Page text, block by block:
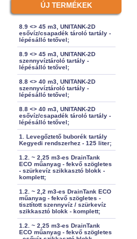
ÚJ TERMÉKEK
8.9 <> 45 m3, UNITANK-2D
esővíz/csapadék tároló tartály -
lépésálló tetővel;
8.9 <> 45 m3, UNITANK-2D
szennyvíztároló tartály -
lépésálló tetővel;
8.8 <> 40 m3, UNITANK-2D
szennyvíztároló tartály -
lépésálló tetővel;
8.8 <> 40 m3, UNITANK-2D
esővíz/csapadék tároló tartály -
lépésálló tetővel;
1. Levegőztető buborék tartály
Kegyedi rendszerhez - 125 liter;
1.2. ~ 2,25 m3-es DrainTank
ECO műanyag - fekvő szögletes
- szürkevíz szikkasztó blokk -
komplett;
1.2. ~ 2,2 m3-es DrainTank ECO
műanyag - fekvő szögletes -
tisztított szennyvíz / szürkevíz
szikkasztó blokk - komplett;
1.2. ~ 2,25 m3-es DrainTank
ECO műanyag - fekvő szögletes